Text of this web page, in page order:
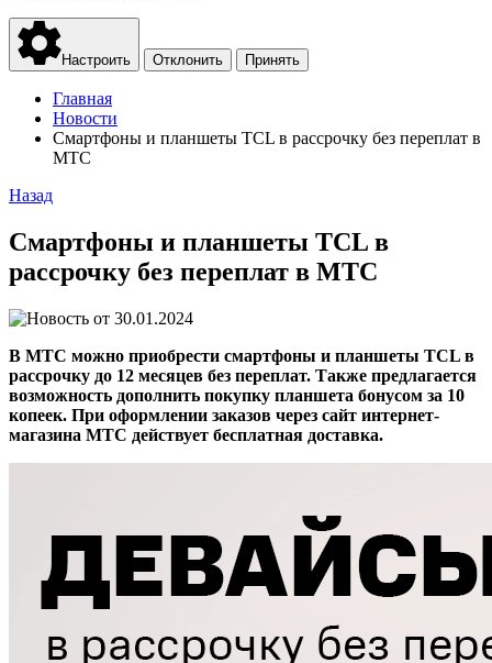
Настроить Отклонить Принять
Главная
Новости
Смартфоны и планшеты TCL в рассрочку без переплат в
МТС
Назад
Смартфоны и планшеты TCL в
рассрочку без переплат в МТС
30.01.2024
В МТС можно приобрести смартфоны и планшеты TCL в
рассрочку до 12 месяцев без переплат. Также предлагается
возможность дополнить покупку планшета бонусом за 10
копеек. При оформлении заказов через сайт интернет-
магазина МТС действует бесплатная доставка.